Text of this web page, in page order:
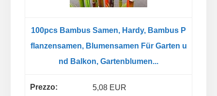
100pcs Bambus Samen, Hardy, Bambus P
flanzensamen, Blumensamen Für Garten u
nd Balkon, Gartenblumen...
5,08 EUR